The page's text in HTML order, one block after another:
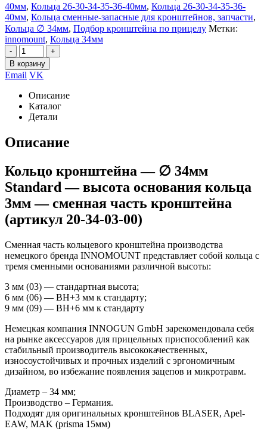
40мм, Кольца 26-30-34-35-36-40мм, Кольца 26-30-34-35-36-
40мм, Кольца сменные-запасные для кронштейнов, запчасти,
Кольца ∅ 34мм, Подбор кронштейна по прицелу Метки:
innomount, Кольца 34мм
-
+
В корзину
Email VK
Описание
Каталог
Детали
Описание
Кольцо кронштейна — ∅ 34мм
Standard — высота основания кольца
3мм — сменная часть кронштейна
(артикул 20-34-03-00)
Сменная часть кольцевого кронштейна производства
немецкого бренда INNOMOUNT представляет собой кольца с
тремя сменными основаниями различной высоты:
3 мм (03) — стандартная высота;
6 мм (06) — BH+3 мм к стандарту;
9 мм (09) — BH+6 мм к стандарту
Немецкая компания INNOGUN GmbH зарекомендовала себя
на рынке аксессуаров для прицельных приспособлений как
стабильный производитель высококачественных,
износоустойчивых и прочных изделий с эргономичным
дизайном, во избежание появления зацепов и микротравм.
Диаметр – 34 мм;
Производство – Германия.
Подходят для оригинальных кронштейнов BLASER, Apel-
EAW, MAK (prisma 15мм)